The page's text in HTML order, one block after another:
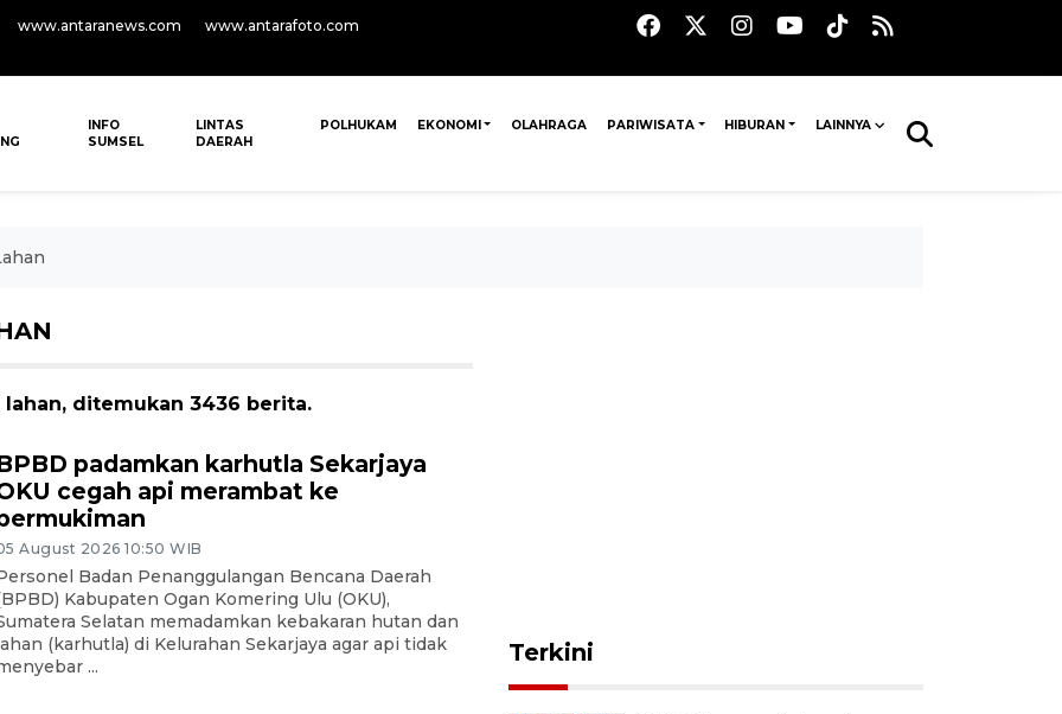
www.antaranews.com www.antarafoto.com
INFO
SUMSEL
LINTAS
DAERAH
POLHUKAM EKONOMI OLAHRAGA PARIWISATA HIBURAN LAINNYA
ditemukan 3436 berita.
padamkan karhutla Sekarjaya
cegah api merambat ke
August 2026 10:50 WIB
Badan Penanggulangan Bencana Daerah
Kabupaten Ogan Komering Ulu (OKU),
Selatan memadamkan kebakaran hutan dan
(karhutla) di Kelurahan Sekarjaya agar api tidak
...
Terkini